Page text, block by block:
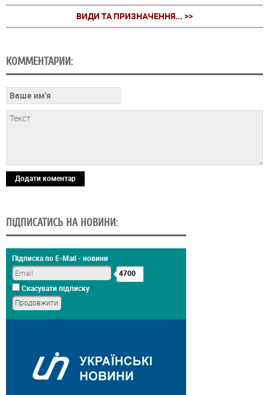
ВИДИ ТА ПРИЗНАЧЕННЯ... >>
КОММЕНТАРИИ:
Додати коментар
ПІДПИСАТИСЬ НА НОВИНИ:
Підписка по E-Mail - новини
4700
Скасувати підписку